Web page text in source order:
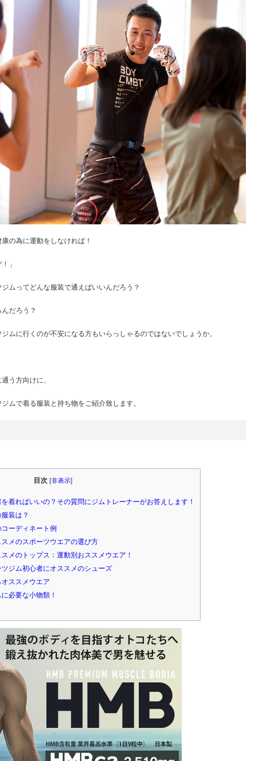
の為に運動をしなければ！
」
ムってどんな服装で通えばいいんだろう？
だろう？
ムに行くのが不安になる方もいらっしゃるのではないでしょうか。
う方向けに、
ムで着る服装と持ち物をご紹介致します。
目次 非表示]
着ればいいの？その質問にジムトレーナーがお答えします！
装は？
ーディネート例
メのスポーツウエアの選び方
メのトップス：運動別おススメウエア！
ジム初心者にオススメのシューズ
ススメウエア
必要な小物類！